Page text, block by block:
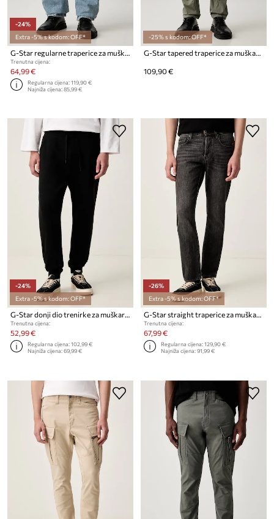
-24%
Extra -5% s kodom: OFF*
G-Star regularne traperice za muškarce Contor 3D Regular
Trenutna cijena:
64,99 €
Regularna cijena:119,90 €
Najniža cijena:85,99 €
-25% s kodom: OFF*
G-Star tapered traperice za muškarce Rovic Zip 3D Regular Tapered
109,90 €
-24%
Extra -5% s kodom: OFF*
G-Star donji dio trenirke za muškarce s pamukom Core
Trenutna cijena:
52,99 €
Regularna cijena:102,99 €
Najniža cijena:69,99 €
-26%
Extra -5% s kodom: OFF*
G-Star straight traperice za muškarce 3301 Straight
Trenutna cijena:
67,99 €
Regularna cijena:129,90 €
Najniža cijena:91,99 €